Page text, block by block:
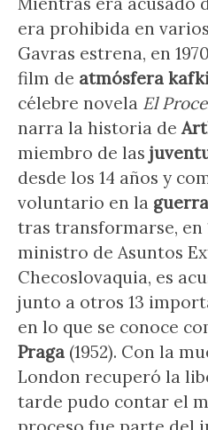
era prohibida en
Gavras estrena, en
film de atmósfera
célebre novela El
narra la historia de
miembro de las
desde los 14 años y
voluntario en la
tras transformarse, en
ministro de Asuntos
Checoslovaquia, es
junto a otros 13
en lo que se conoce
Praga (1952). Con la
London recuperó la
tarde pudo contar el